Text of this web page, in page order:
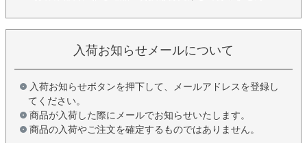
入荷お知らせメールについて
入荷お知らせボタンを押下して、メールアドレスを登録し
てください。
商品が入荷した際にメールでお知らせいたします。
商品の入荷やご注文を確定するものではありません。